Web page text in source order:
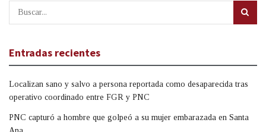
Entradas recientes
Localizan sano y salvo a persona reportada como desaparecida tras
operativo coordinado entre FGR y PNC
PNC capturó a hombre que golpeó a su mujer embarazada en Santa